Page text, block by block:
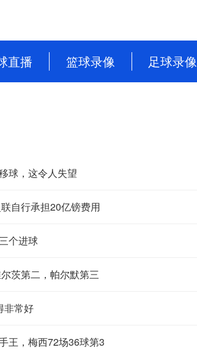
直播
甲
冠
篮球录像
WCBA
足球录像
球，这令人失望
自行承担20亿镑费用
个进球
茨第二，帕尔默第三
非常好
王，梅西72场36球第3